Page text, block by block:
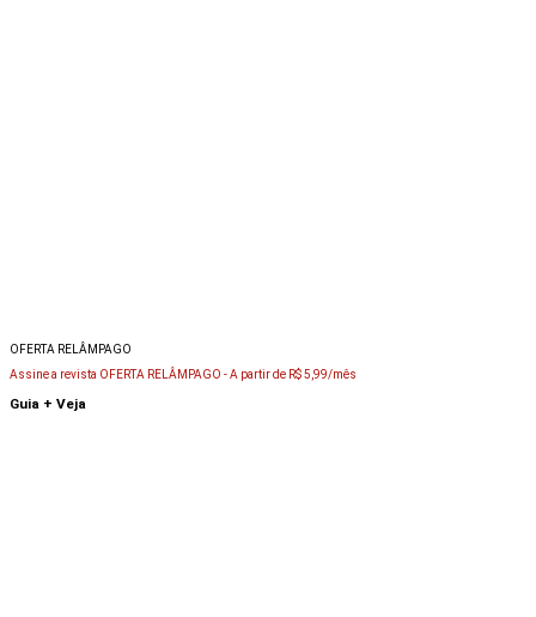
OFERTA RELÂMPAGO
Assine a revista OFERTA RELÂMPAGO -A partir de R$ 5,99/mês
Guia + Veja